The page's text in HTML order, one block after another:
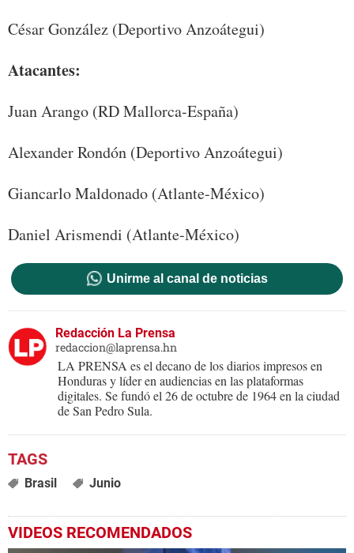
César González (Deportivo Anzoátegui)
Atacantes:
Juan Arango (RD Mallorca-España)
Alexander Rondón (Deportivo Anzoátegui)
Giancarlo Maldonado (Atlante-México)
Daniel Arismendi (Atlante-México)
Unirme al canal de noticias
Redacción La Prensa
redaccion@laprensa.hn
LA PRENSA es el decano de los diarios impresos en
Honduras y líder en audiencias en las plataformas
digitales. Se fundó el 26 de octubre de 1964 en la ciudad
de San Pedro Sula.
Brasil Junio
VIDEOS RECOMENDADOS